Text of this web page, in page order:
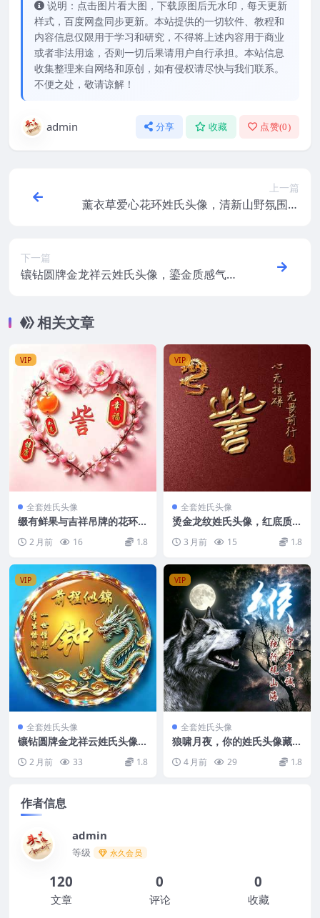
说明：点击图片看大图，下载原图后无水印，每天更新
样式，百度网盘同步更新。本站提供的一切软件、教程和
内容信息仅限用于学习和研究，不得将上述内容用于商业
或者非法用途，否则一切后果请用户自行承担。本站信息
收集整理来自网络和原创，如有侵权请尽快与我们联系。
不便之处，敬请谅解！
admin 分享 收藏 点赞(0)
上一篇
薰衣草爱心花环姓氏头像，清新山野氛围感
下一篇
镶钻圆牌金龙祥云姓氏头像，鎏金质感气场
相关文章
VIP
全套姓氏头像
缀有鲜果与吉祥吊牌的花环姓
个人头像
2 月前 16 1.8
VIP
全套姓氏头像
烫金龙纹姓氏头像，红底质感
的好兆头
3 月前 15 1.8
VIP
全套姓氏头像
镶钻圆牌金龙祥云姓氏头像，
2 月前 33 1.8
VIP
全套姓氏头像
狼啸月夜，你的姓氏头像藏着
4 月前 29 1.8
作者信息
admin
等级 永久会员
120
文章
0
评论
0
收藏